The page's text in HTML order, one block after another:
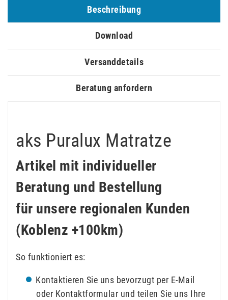
Beschreibung
Download
Versanddetails
Beratung anfordern
aks Puralux Matratze
Artikel mit individueller
Beratung und Bestellung
für unsere regionalen Kunden
(Koblenz +100km)
So funktioniert es:
Kontaktieren Sie uns bevorzugt per E-Mail
oder Kontaktformular und teilen Sie uns Ihre